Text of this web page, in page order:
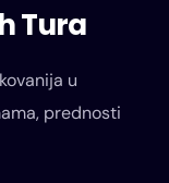
Tura
u
prednosti